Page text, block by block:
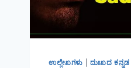
ಉಲ್ಲೇಖಗಳು ದುಃಖದ